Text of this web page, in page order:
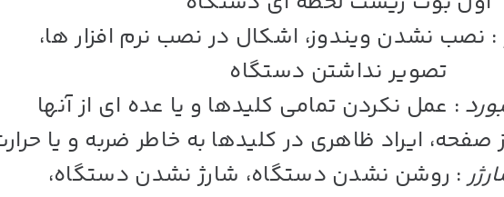
: نصب نشدن ویندوز، اشکال در نصب نرم افزار ها،
تصویر نداشتن دستگاه
: عمل نکردن تمامی کلیدها و یا عده ای از آنها
ایراد ظاهری در کلیدها به خاطر ضربه و یا
: روشن نشدن دستگاه، شارژ نشدن دستگاه،